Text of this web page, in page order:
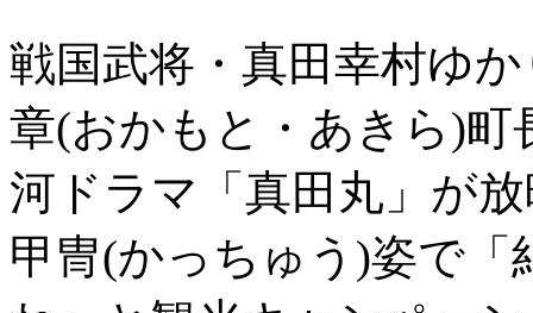
戦国武将・真田幸村ゆ
章(おかもと・あきら)町
河ドラマ「真田丸」が
甲冑(かっちゅう)姿で